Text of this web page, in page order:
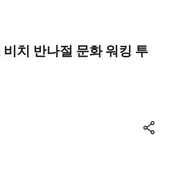
치 반나절 문화 워킹 투